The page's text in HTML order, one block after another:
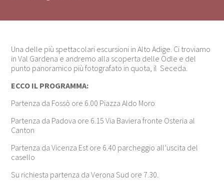
Una delle più spettacolari escursioni in Alto Adige. Ci troviamo
in Val Gardena e andremo alla scoperta delle Odle e del
punto panoramico più fotografato in quota, il Seceda.
ECCO IL PROGRAMMA:
Partenza da Fossò ore 6.00 Piazza Aldo Moro
Partenza da Padova ore 6.15 Via Baviera fronte Osteria al
Canton
Partenza da Vicenza Est ore 6.40 parcheggio all’uscita del
casello
Su richiesta partenza da Verona Sud ore 7.30.